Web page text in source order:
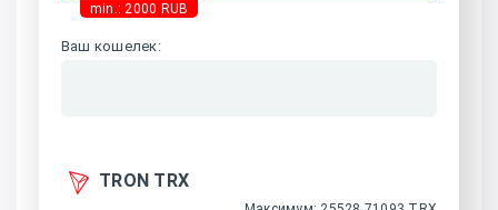
min.: 2000 RUB
Ваш кошелек:
TRON TRX